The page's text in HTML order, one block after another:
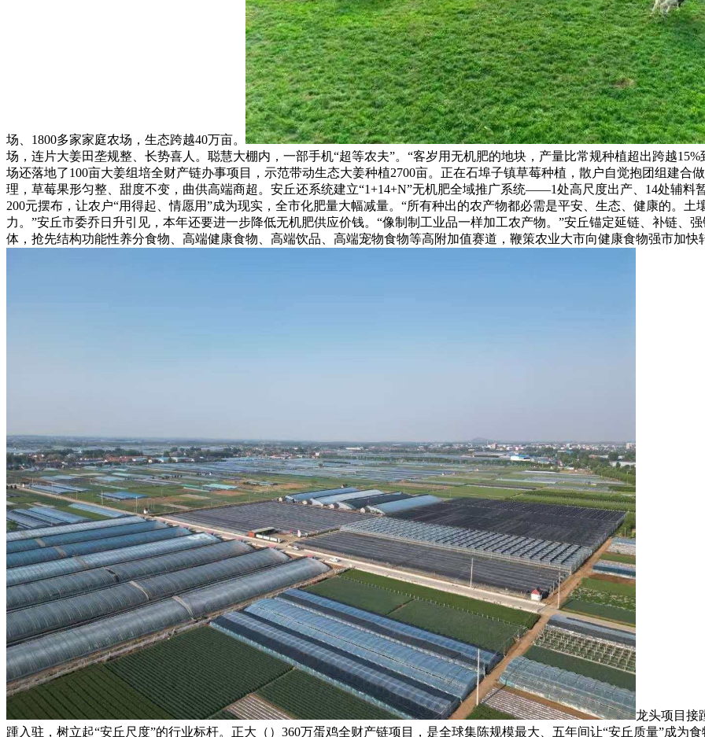
场、1800多家家庭农场，生态跨越40万亩。
场，连片大姜田垄规整、长势喜人。聪慧大棚内，一部手机“超等农夫”。“客岁用无机肥的地块，产量比常规种植超出跨越
场还落地了100亩大姜组培全财产链办事项目，示范带动生态大姜种植2700亩。正在石埠子镇草莓种植，散户自觉抱团组建合
理，草莓果形匀整、甜度不变，曲供高端商超。安丘还系统建立“1+14+N”无机肥全域推广系统——1处高尺度出产、14处辅
200元摆布，让农户“用得起、情愿用”成为现实，全市化肥量大幅减量。“所有种出的农产物都必需是平安、生态、健康的。土
力。”安丘市委乔日升引见，本年还要进一步降低无机肥供应价钱。“像制制工业品一样加工农产物。”安丘锚定延链、补链、
体，抢先结构功能性养分食物、高端健康食物、高端饮品、高端宠物食物等高附加值赛道，鞭策农业大市向健康食物强市加快
龙头项目接
踵入驻，树立起“安丘尺度”的行业标杆。正大（）360万蛋鸡全财产链项目，是全球集陈规模最大、五年间让“安丘质量”成为